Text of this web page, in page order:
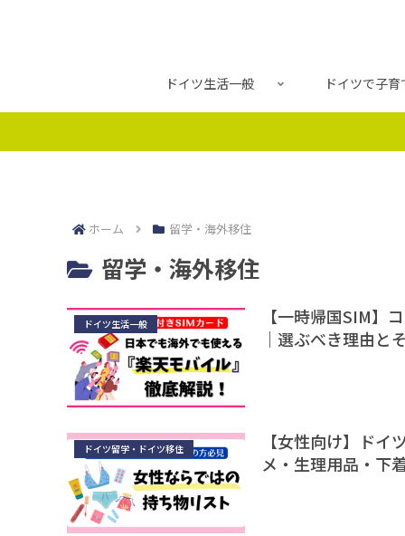
ドイツ生活一般 ドイツで子育
ホーム 留学・海外移住
留学・海外移住
ドイツ生活一般
【一時帰国SIM】
｜選ぶべき理由と
ドイツ留学・ドイツ移住
【女性向け】ド
メ・生理用品・下